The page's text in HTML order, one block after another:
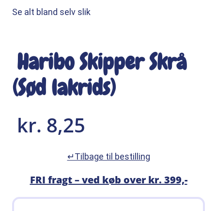
Se alt bland selv slik
Haribo Skipper Skrå
(Sød lakrids)
kr. 8,25
↵Tilbage til bestilling
FRI fragt – ved køb over kr. 399,-